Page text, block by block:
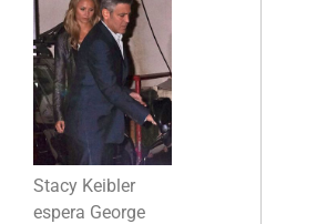
Stacy Keibler
espera George